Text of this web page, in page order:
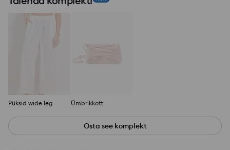
Püksid wide leg Ümbrikkott
Osta see komplekt